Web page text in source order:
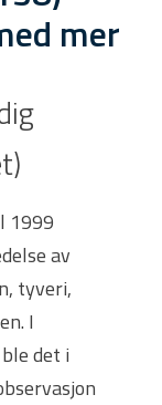
mer
1999
av
tyveri,
I
det i